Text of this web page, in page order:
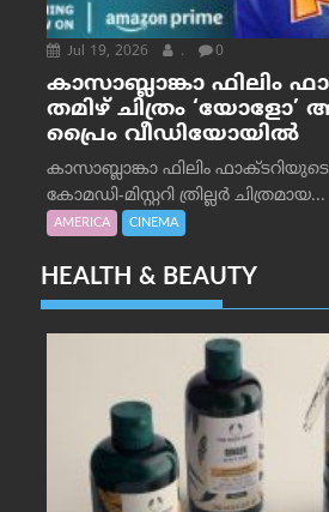
Jul 19, 2026 . 0
കാസാബ്ലാങ്കാ ഫിലിം
തമിഴ് ചിത്രം
പ്രൈം വീഡിയോയിൽ
കാസാബ്ലാങ്കാ ഫിലിം
കോമഡി-മിസ്റ്ററി ത്രില്ലർ ചിത്രമായ...
AMERICA CINEMA
HEALTH & BEAUTY